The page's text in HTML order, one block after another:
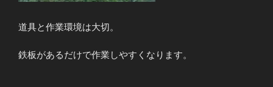
道具と作業環境は大切。
鉄板があるだけで作業しやすくなります。